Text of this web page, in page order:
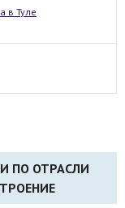
в Туле
ПО ОТРАСЛИ